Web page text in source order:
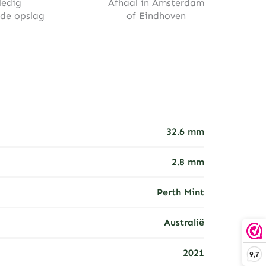
9,7
opslag
Afhaal in Amsterdam
of Eindhoven
32.6 mm
2.8 mm
Perth Mint
Australië
2021